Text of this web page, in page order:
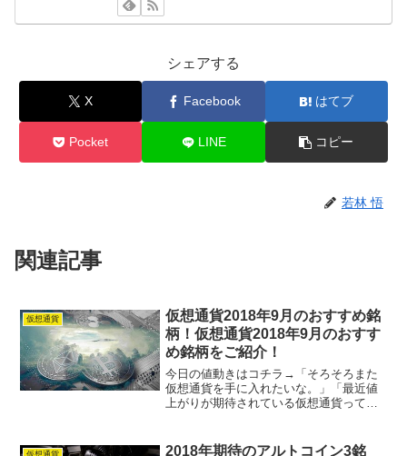
シェアする
X Facebook はてブ
Pocket LINE コピー
若林 悟
関連記事
仮想通貨
仮想通貨2018年9月のおすすめ銘
柄！仮想通貨2018年9月のおすす
め銘柄をご紹介！
今日の値動きはコチラ→「そろそろまた
仮想通貨を手に入れたいな。」「最近値
上がりが期待されている仮想通貨ってな
が値上がりを期待されているのか気にな
2018年期待のアルトコイン3銘